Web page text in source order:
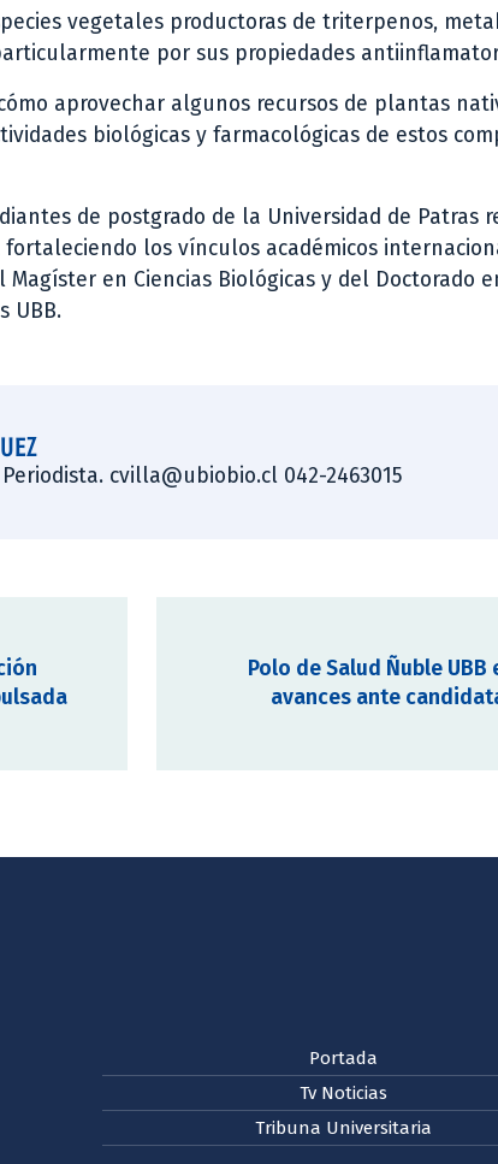
vegetales productoras de triterpenos,
por sus propiedades
aprovechar algunos recursos de plantas
biológicas y farmacológicas de estos
de postgrado de la Universidad de Patras
los vínculos académicos
en Ciencias Biológicas y del Doctorado
UBB.
cvilla@ubiobio.cl 042-2463015
Polo de Salud Ñuble
avances ante
Portada
Tv Noticias
Tribuna Universitaria